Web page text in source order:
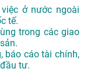
ở nước ngoài
tế.
trong các giao
báo cáo tài chính,
tư.